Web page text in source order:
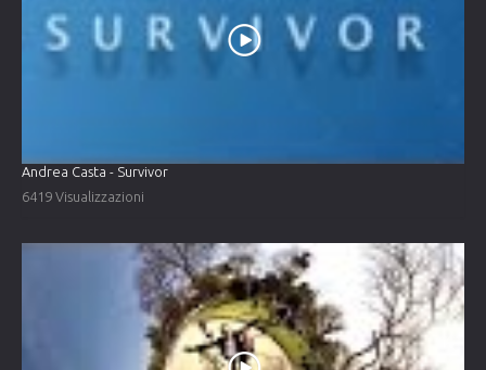
Andrea Casta - Survivor
6419 Visualizzazioni